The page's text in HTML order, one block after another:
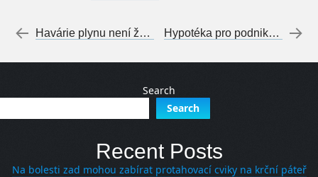
Post navigation
←
Havárie plynu není žádná legrace Hypotéka pro podnikatele →
Search
Search
Recent Posts
Na bolesti zad mohou zabírat protahovací cviky na krční páteř